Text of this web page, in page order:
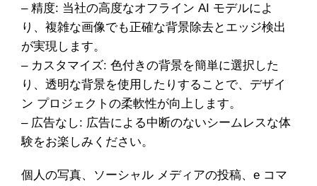
– 精度: 当社の高度なオフライン AI モデルによ
り、複雑な画像でも正確な背景除去とエッジ検出
が実現します。
– カスタマイズ: 色付きの背景を簡単に選択した
り、透明な背景を使用したりすることで、デザイ
ン プロジェクトの柔軟性が向上します。
– 広告なし: 広告による中断のないシームレスな体
験をお楽しみください。
個人の写真、ソーシャル メディアの投稿、e コマ